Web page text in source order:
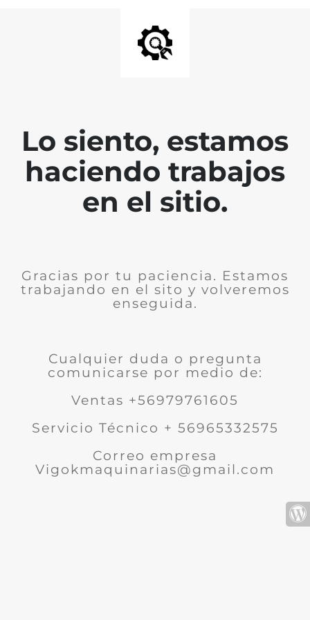
Lo siento, estamos
haciendo trabajos
en el sitio.
Gracias por tu paciencia. Estamos
trabajando en el sito y volveremos
enseguida.
Cualquier duda o pregunta
comunicarse por medio de:
Ventas +56979761605
Servicio Técnico + 56965332575
Correo empresa
Vigokmaquinarias@gmail.com